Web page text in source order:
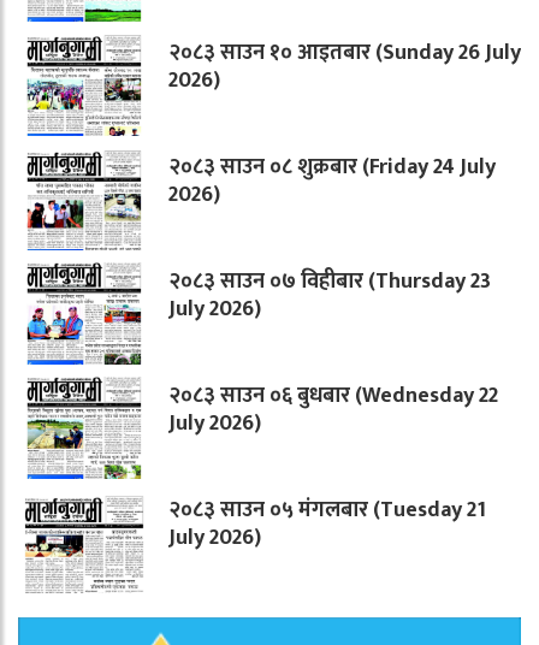
२०८३ साउन १० आइतबार (Sunday 26 July
2026)
२०८३ साउन ०८ शुक्रबार (Friday 24 July
2026)
२०८३ साउन ०७ विहीबार (Thursday 23
July 2026)
२०८३ साउन ०६ बुधबार (Wednesday 22
July 2026)
२०८३ साउन ०५ मंगलबार (Tuesday 21
July 2026)